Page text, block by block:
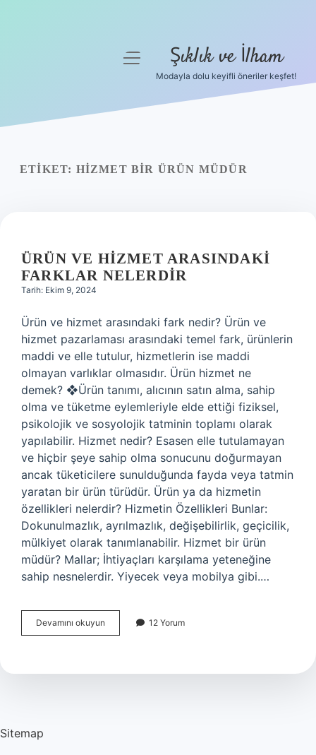
Yasal Uyarı
menüyü
Şıklık ve İlham
Modayla dolu keyifli öneriler keşfet!
ETIKET: HIZMET BIR ÜRÜN MÜDÜR
ÜRÜN VE HIZMET ARASINDAKI
FARKLAR NELERDIR
Tarih: Ekim 9, 2024
Ürün ve hizmet arasındaki fark nedir? Ürün ve
hizmet pazarlaması arasındaki temel fark, ürünlerin
maddi ve elle tutulur, hizmetlerin ise maddi
olmayan varlıklar olmasıdır. Ürün hizmet ne
demek? ❖Ürün tanımı, alıcının satın alma, sahip
olma ve tüketme eylemleriyle elde ettiği fiziksel,
psikolojik ve sosyolojik tatminin toplamı olarak
yapılabilir. Hizmet nedir? Esasen elle tutulamayan
ve hiçbir şeye sahip olma sonucunu doğurmayan
ancak tüketicilere sunulduğunda fayda veya tatmin
yaratan bir ürün türüdür. Ürün ya da hizmetin
özellikleri nelerdir? Hizmetin Özellikleri Bunlar:
Dokunulmazlık, ayrılmazlık, değişebilirlik, geçicilik,
mülkiyet olarak tanımlanabilir. Hizmet bir ürün
müdür? Mallar; İhtiyaçları karşılama yeteneğine
sahip nesnelerdir. Yiyecek veya mobilya gibi.…
Devamını okuyun
Ve
Farklar
12 Yorum
Sitemap